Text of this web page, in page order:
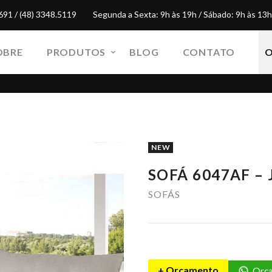
/ (48) 3348.5119 Segunda a Sexta: 9h às 19h / Sábado: 9h às 13h
PRODUTOS BLOG CONTATO
NEW
SOFÁ 6047AF –
SOFÁS